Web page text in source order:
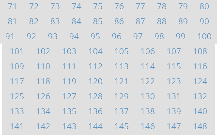
71
72 73 74 75 76 77 78 79
80
81
82 83 84 85 86 87 88 89
90
91
92 93 94 95 96 97 98 99
100
101
102 103 104 105 106 107
108
109
110 111 112 113 114 115
116
117
118 119 120 121 122 123
124
125
126 127 128 129 130 131
132
133
134 135 136 137 138 139
140
141
142 143 144 145 146 147
148